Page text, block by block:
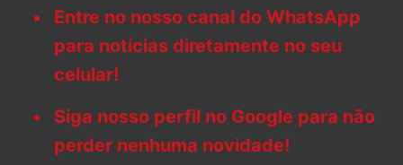
Entre no nosso canal do WhatsApp
para notícias diretamente no seu
celular!
Siga nosso perfil no Google para não
perder nenhuma novidade!